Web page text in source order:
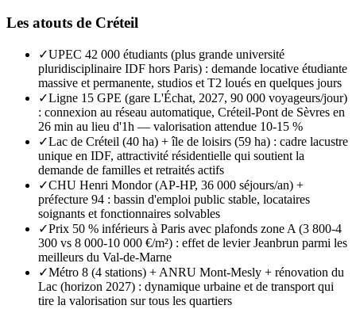
Les atouts de Créteil
✓UPEC 42 000 étudiants (plus grande université
pluridisciplinaire IDF hors Paris) : demande locative étudiante
massive et permanente, studios et T2 loués en quelques jours
✓Ligne 15 GPE (gare L'Échat, 2027, 90 000 voyageurs/jour)
: connexion au réseau automatique, Créteil-Pont de Sèvres en
26 min au lieu d'1h — valorisation attendue 10-15 %
✓Lac de Créteil (40 ha) + île de loisirs (59 ha) : cadre lacustre
unique en IDF, attractivité résidentielle qui soutient la
demande de familles et retraités actifs
✓CHU Henri Mondor (AP-HP, 36 000 séjours/an) +
préfecture 94 : bassin d'emploi public stable, locataires
soignants et fonctionnaires solvables
✓Prix 50 % inférieurs à Paris avec plafonds zone A (3 800-4
300 vs 8 000-10 000 €/m²) : effet de levier Jeanbrun parmi les
meilleurs du Val-de-Marne
✓Métro 8 (4 stations) + ANRU Mont-Mesly + rénovation du
Lac (horizon 2027) : dynamique urbaine et de transport qui
tire la valorisation sur tous les quartiers